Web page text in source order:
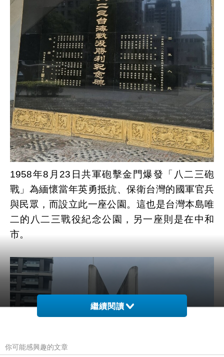
1958年8 月 23 日共軍砲擊金門爆發「八二三砲
戰」為緬懷當年英勇抵抗、保衛台灣的國軍官兵
與民眾，而設立此一座公園。這也是台灣本島唯
二的八二三戰役紀念公園，另一座則是在中和
市。
繼續閱讀
你可能感興趣的文章